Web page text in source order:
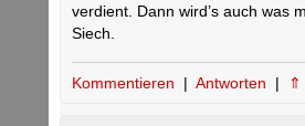
verdient. Dann wird’s auch was
Siech.
Kommentieren | Antworten | ⇑